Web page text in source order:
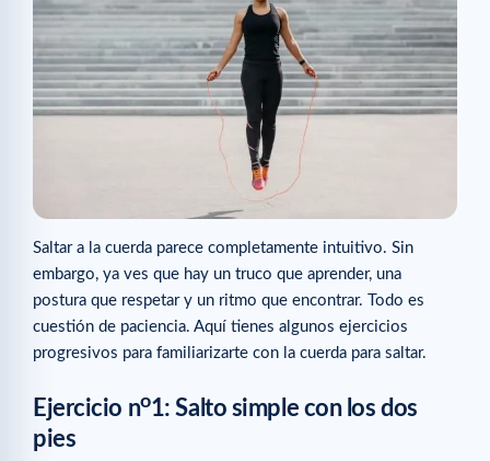
Saltar a la cuerda parece completamente intuitivo. Sin
embargo, ya ves que hay un truco que aprender, una
postura que respetar y un ritmo que encontrar. Todo es
cuestión de paciencia. Aquí tienes algunos ejercicios
progresivos para familiarizarte con la cuerda para saltar.
Ejercicio no1: Salto simple con los dos
pies